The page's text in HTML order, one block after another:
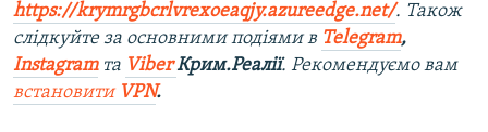
https://krymrgbcrlvrexoeaqjy.azureedge.net/. Також
слідкуйте за основними подіями в Telegram,
Instagramта ViberКрим.Реалії. Рекомендуємо вам
встановити VPN.